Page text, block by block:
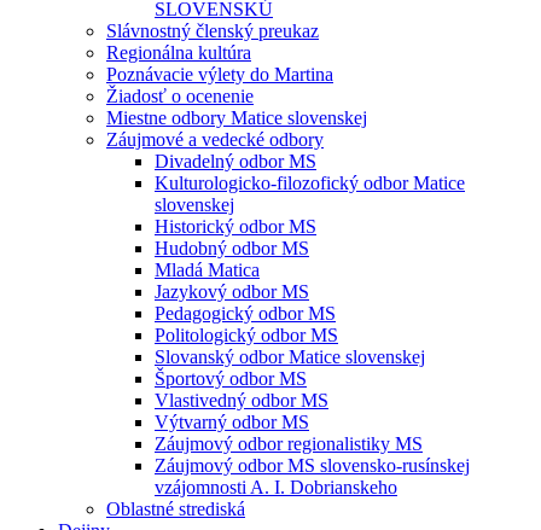
SLOVENSKÚ
Slávnostný členský preukaz
Regionálna kultúra
Poznávacie výlety do Martina
Žiadosť o ocenenie
Miestne odbory Matice slovenskej
Záujmové a vedecké odbory
Divadelný odbor MS
Kulturologicko-filozofický odbor Matice
slovenskej
Historický odbor MS
Hudobný odbor MS
Mladá Matica
Jazykový odbor MS
Pedagogický odbor MS
Politologický odbor MS
Slovanský odbor Matice slovenskej
Športový odbor MS
Vlastivedný odbor MS
Výtvarný odbor MS
Záujmový odbor regionalistiky MS
Záujmový odbor MS slovensko-rusínskej
vzájomnosti A. I. Dobrianskeho
Oblastné strediská